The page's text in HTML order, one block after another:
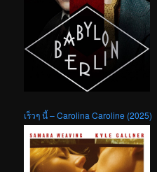
เร็วๆ นี้ – Carolina Caroline (2025)